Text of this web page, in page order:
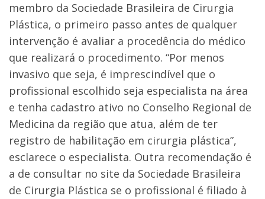
membro da Sociedade Brasileira de Cirurgia
Plástica, o primeiro passo antes de qualquer
intervenção é avaliar a procedência do médico
que realizará o procedimento. “Por menos
invasivo que seja, é imprescindível que o
profissional escolhido seja especialista na área
e tenha cadastro ativo no Conselho Regional de
Medicina da região que atua, além de ter
registro de habilitação em cirurgia plástica”,
esclarece o especialista. Outra recomendação é
a de consultar no site da Sociedade Brasileira
de Cirurgia Plástica se o profissional é filiado à